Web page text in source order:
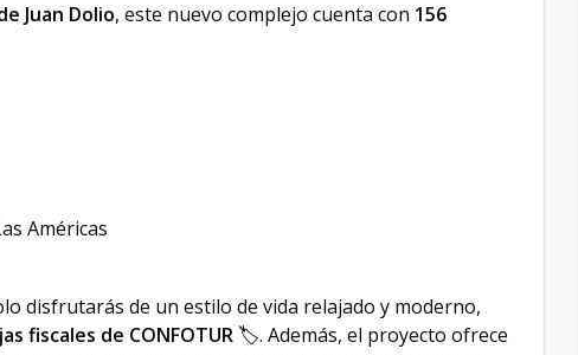
Juan Dolio, este nuevo complejo cuenta con 156
Américas
disfrutarás de un estilo de vida relajado y moderno,
fiscales de CONFOTUR 🏷️. Además, el proyecto ofrece